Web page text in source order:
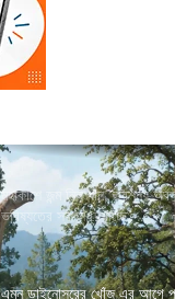
মহাকাশে জন্ম নিল ধান, ভরশূন্য
ভবিষ্যতের স্বপ্ন দেখাচ্ছে
এমন ডাইনোসরের খোঁজ এর আগে